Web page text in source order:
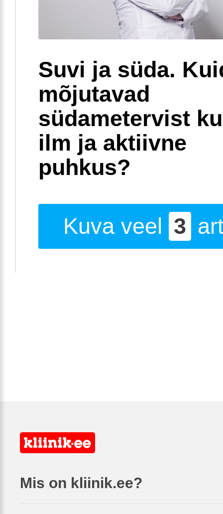
Suvi ja süda.
mõjutavad
südametervist
ilm ja aktiivne
puhkus?
Kuva veel 3
Mis on kliinik.ee?